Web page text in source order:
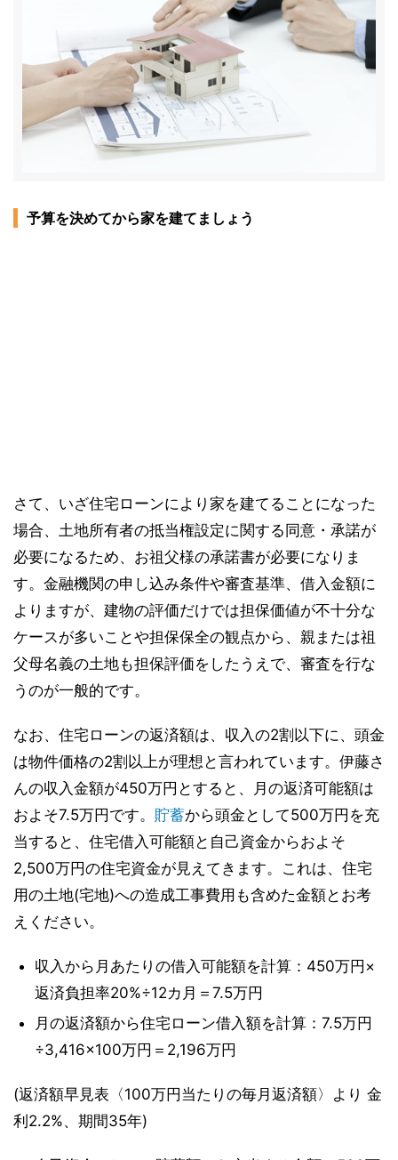
予算を決めてから家を建てましょう
さて、いざ住宅ローンにより家を建てることになった
場合、土地所有者の抵当権設定に関する同意・承諾が
必要になるため、お祖父様の承諾書が必要になりま
す。金融機関の申し込み条件や審査基準、借入金額に
よりますが、建物の評価だけでは担保価値が不十分な
ケースが多いことや担保保全の観点から、親または祖
父母名義の土地も担保評価をしたうえで、審査を行な
うのが一般的です。
なお、住宅ローンの返済額は、収入の2割以下に、頭金
は物件価格の2割以上が理想と言われています。伊藤さ
んの収入金額が450万円とすると、月の返済可能額は
およそ7.5万円です。 貯蓄から頭金として500万円を充
当すると、住宅借入可能額と自己資金からおよそ
2,500万円の住宅資金が見えてきます。これは、住宅
用の土地(宅地)への造成工事費用も含めた金額とお考
えください。
収入から月あたりの借入可能額を計算：450万円×
返済負担率20%÷12カ月＝7.5万円
月の返済額から住宅ローン借入額を計算：7.5万円
÷3,416×100万円＝2,196万円
(返済額早見表〈100万円当たりの毎月返済額〉より 金
利2.2%、期間35年)